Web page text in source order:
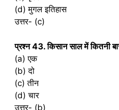
(d) मुगल इतिहास
उत्तर- (c)
प्रश्‍न 43. किसान साल में कितनी
(a) एक
(b) दो
(c) तीन
(d) चार
उत्तर- (b)